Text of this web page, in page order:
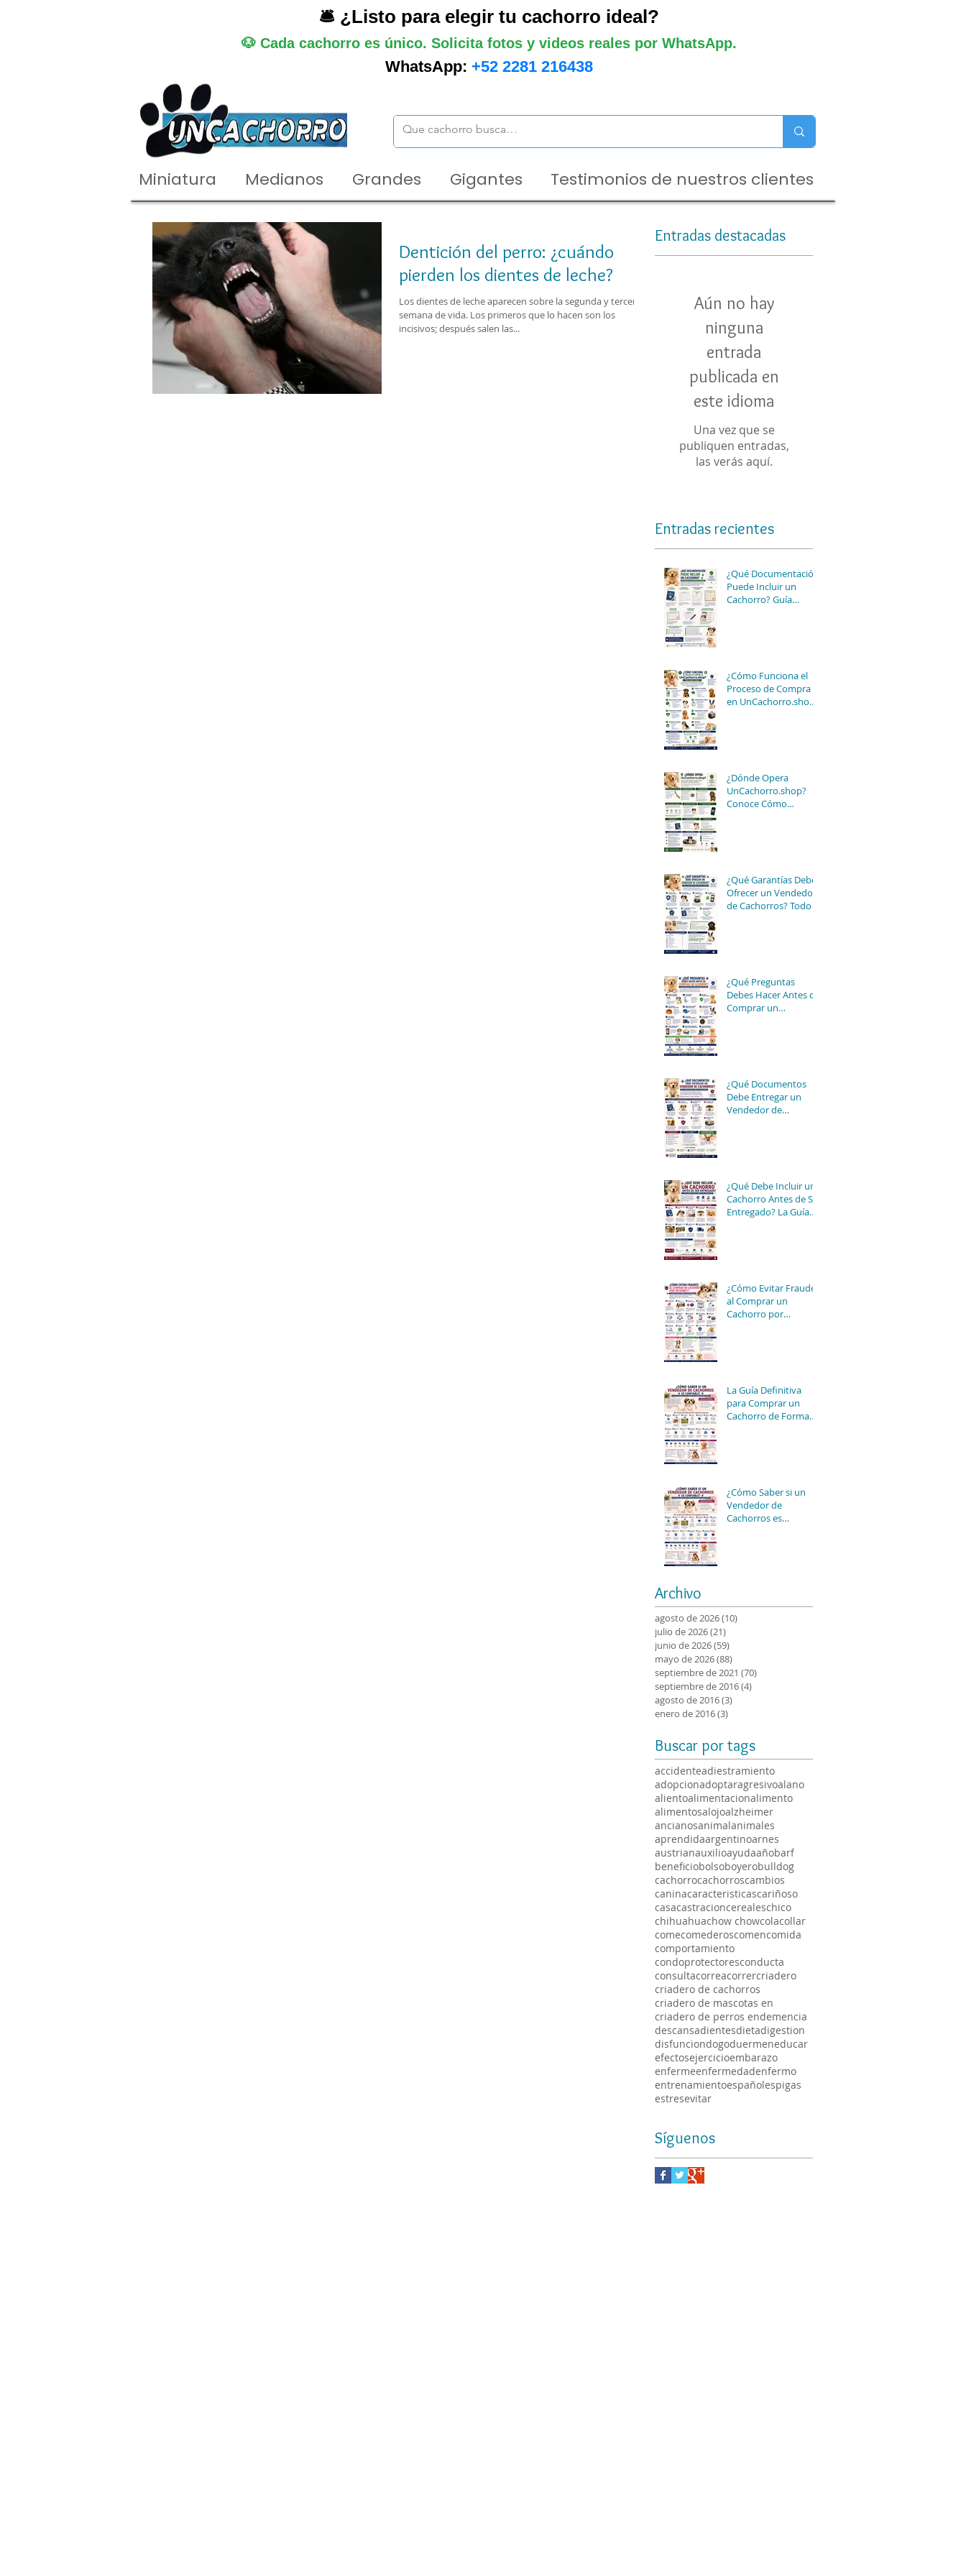
🛎️ ¿Listo para elegir tu cachorro ideal?
🐶 Cada cachorro es único. Solicita fotos y videos reales por WhatsApp.
WhatsApp: +52 2281 216438
Miniatura Medianos Grandes Gigantes Testimonios de nuestros clientes
Dentición del perro: ¿cuándo
pierden los dientes de leche?
Los dientes de leche aparecen sobre la segunda y tercera
semana de vida. Los primeros que lo hacen son los
incisivos; después salen las...
Entradas destacadas
Aún no hay
ninguna
entrada
publicada en
este idioma
Una vez que se
publiquen entradas,
las verás aquí.
Entradas recientes
¿Qué Documentación
Puede Incluir un
Cachorro? Guía
¿Cómo Funciona el
Proceso de Compra
en UnCachorro.shop?
¿Dónde Opera
UnCachorro.shop?
Conoce Cómo
¿Qué Garantías Debe
Ofrecer un Vendedor
de Cachorros? Todo lo
¿Qué Preguntas
Debes Hacer Antes de
Comprar un
¿Qué Documentos
Debe Entregar un
Vendedor de
¿Qué Debe Incluir un
Cachorro Antes de Ser
Entregado? La Guía
¿Cómo Evitar Fraudes
al Comprar un
Cachorro por
La Guía Definitiva
para Comprar un
Cachorro de Forma
¿Cómo Saber si un
Vendedor de
Cachorros es
Archivo
agosto de 2026(10)
julio de 2026(21)
junio de 2026(59)
mayo de 2026(88)
septiembre de 2021 (70)
septiembre de 2016(4)
agosto de 2016(3)
enero de 2016(3)
Buscar por tags
accidenteadiestramiento
adopcionadoptaragresivoalano
alientoalimentacionalimento
alimentosalojoalzheimer
ancianosanimalanimales
aprendidaargentinoarnes
austrianauxilioayudaañobarf
beneficiobolsoboyerobulldog
cachorrocachorroscambios
caninacaracteristicascariñoso
casacastracioncerealeschico
chihuahuachow chowcolacollar
comecomederoscomencomida
comportamiento
condoprotectoresconducta
consultacorreacorrercriadero
criadero de cachorros
criadero de mascotas en
criadero de perros endemencia
descansadientesdietadigestion
disfunciondogoduermeneducar
efectosejercicioembarazo
enfermeenfermedadenfermo
entrenamientoespañolespigas
estresevitar
Síguenos